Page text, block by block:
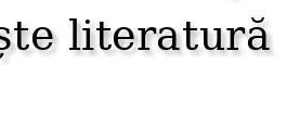
literatură